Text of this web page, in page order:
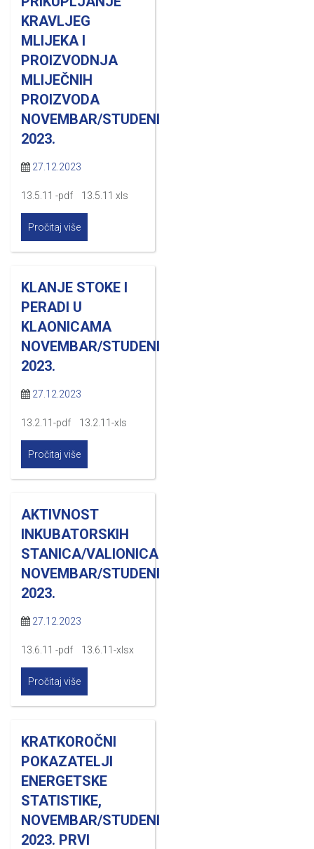
KRAVLJEG
MLIJEKA I
PROIZVODNJA
MLIJEČNIH
PROIZVODA
NOVEMBAR/STUDENI
2023.
27.12.2023
13.5.11 -pdf 13.5.11 xls
Pročitaj više
KLANJE STOKE I
PERADI U
KLAONICAMA
NOVEMBAR/STUDENI
2023.
27.12.2023
13.2.11-pdf 13.2.11-xls
Pročitaj više
AKTIVNOST
INKUBATORSKIH
STANICA/VALIONICA
NOVEMBAR/STUDENI
2023.
27.12.2023
13.6.11 -pdf 13.6.11-xlsx
Pročitaj više
KRATKOROČNI
POKAZATELJI
ENERGETSKE
STATISTIKE,
NOVEMBAR/STUDENI
2023. PRVI